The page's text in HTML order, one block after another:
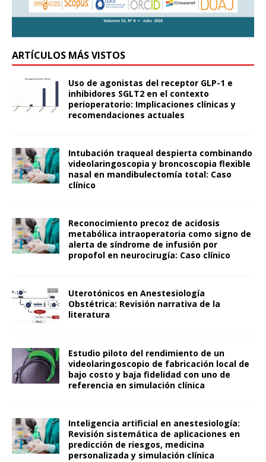
ARTÍCULOS MÁS VISTOS
Uso de agonistas del receptor GLP-1 e
inhibidores SGLT2 en el contexto
perioperatorio: Implicaciones clínicas y
recomendaciones actuales
Intubación traqueal despierta combinando
videolaringoscopia y broncoscopia flexible
nasal en mandibulectomía total: Caso
clínico
Reconocimiento precoz de acidosis
metabólica intraoperatoria como signo de
alerta de síndrome de infusión por
propofol en neurocirugía: Caso clínico
Uterotónicos en Anestesiología
Obstétrica: Revisión narrativa de la
literatura
Estudio piloto del rendimiento de un
videolaringoscopio de fabricación local de
bajo costo y baja fidelidad con uno de
referencia en simulación clínica
Inteligencia artificial en anestesiología:
Revisión sistemática de aplicaciones en
predicción de riesgos, medicina
personalizada y simulación clínica